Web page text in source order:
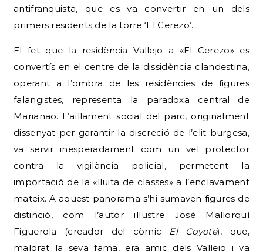
antifranquista, que es va convertir en un dels
primers residents de la torre ‘El Cerezo’.
El fet que la residència Vallejo a «El Cerezo» es
convertís en el centre de la dissidència clandestina,
operant a l’ombra de les residències de figures
falangistes, representa la paradoxa central de
Marianao. L’aïllament social del parc, originalment
dissenyat per garantir la discreció de l’elit burgesa,
va servir inesperadament com un vel protector
contra la vigilància policial, permetent la
importació de la «lluita de classes» a l’enclavament
mateix. A aquest panorama s’hi sumaven figures de
distinció, com l’autor il·lustre José Mallorquí
Figuerola (creador del còmic El Coyote), que,
malgrat la seva fama, era amic dels Vallejo i va